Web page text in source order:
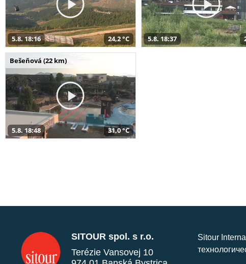
5.8. 18:16 24,2 °C 5.8. 18:37
Bešeňová (22 km)
5.8. 18:48 31,0 °C
SITOUR spol. s r.o.
Terézie Vansovej 10
Sitour